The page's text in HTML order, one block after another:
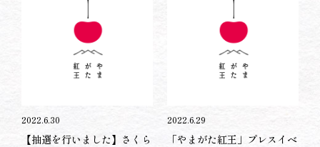
2022.6.30
【抽選を行いました】さくら
2022.6.29
「やまがた紅王」プレスイベ